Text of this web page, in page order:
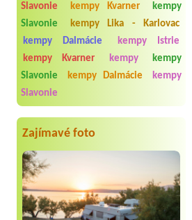
Slavonie
kempy Kvarner
kempy
Slavonie
kempy Lika - Karlovac
kempy Dalmácie
kempy Istrie
kempy Kvarner
kempy
kempy
Slavonie
kempy Dalmácie
kempy
Slavonie
Zajímavé foto